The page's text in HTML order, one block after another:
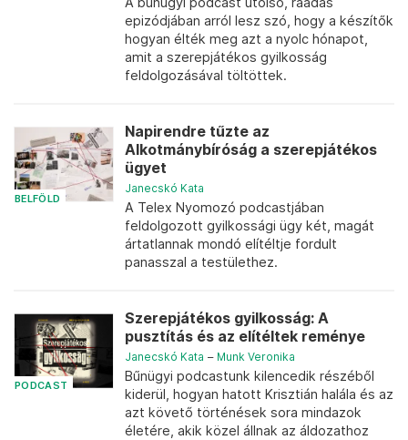
epizódjában arról lesz szó, hogy a készítők
hogyan élték meg azt a nyolc hónapot,
amit a szerepjátékos gyilkosság
feldolgozásával töltöttek.
BELFÖLD
Napirendre tűzte az
Alkotmánybíróság a szerepjátékos
ügyet
Janecskó Kata
A Telex Nyomozó podcastjában
feldolgozott gyilkossági ügy két, magát
ártatlannak mondó elítéltje fordult
panasszal a testülethez.
PODCAST
Szerepjátékos gyilkosság: A
pusztítás és az elítéltek reménye
Janecskó Kata – Munk Veronika
Bűnügyi podcastunk kilencedik részéből
kiderül, hogyan hatott Krisztián halála és az
azt követő történések sora mindazok
életére, akik közel állnak az áldozathoz